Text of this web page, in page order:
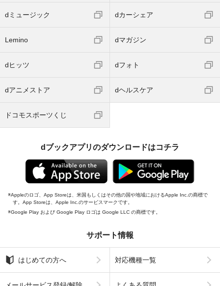
dミュージック dカーシェア
Lemino dマガジン
dヒッツ dフォト
dアニメストア dヘルスケア
ドコモスポーツくじ
dブックアプリのダウンロードはコチラ
Appleのロゴ、App Storeは、米国もしくはその他の国や地域におけるApple Inc.の商標で
す。App Storeは、Apple Inc.のサービスマークです。
Google Play および Google Play ロゴは Google LLC の商標です。
サポート情報
はじめての方へ 対応機種一覧